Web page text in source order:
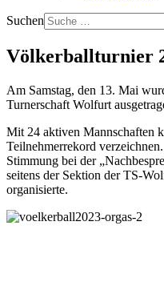
Suchen
Völkerballturnier
Am Samstag, den 13. Mai
Turnerschaft Wolfurt
Mit 24 aktiven Mannschaften
Teilnehmerrekord
Stimmung bei der
seitens der Sektion der TS-
organisierte.